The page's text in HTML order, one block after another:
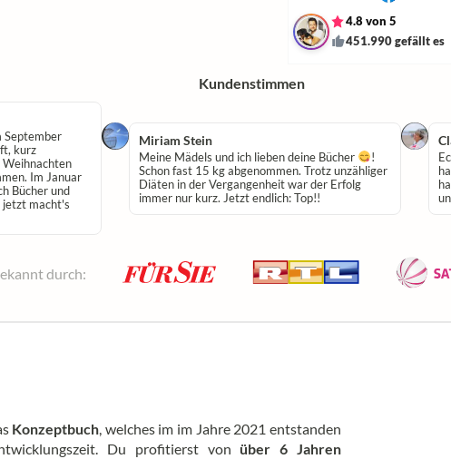
4.8 von 5
451.990 gefällt es
Kundenstimmen
September
kurz
Weihnachten
Im Januar
Bücher und
jetzt macht's
Miriam Stein
Meine Mädels und ich lieben deine Bücher
!
Schon fast 15 kg abgenommen. Trotz unzähliger
Diäten in der Vergangenheit war der Erfolg
immer nur kurz. Jetzt endlich: Top!!
durch:
Konzeptbuch, welches im im Jahre 2021 entstanden
Du profitierst von über 6 Jahren